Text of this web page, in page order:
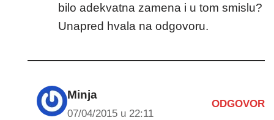
bilo adekvatna zamena i u tom smislu?
Unapred hvala na odgovoru.
Minja
07/04/2015 u 22:11
ODGOVOR